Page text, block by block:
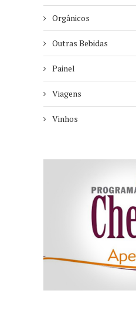
Orgânicos
Outras Bebidas
Painel
Viagens
Vinhos